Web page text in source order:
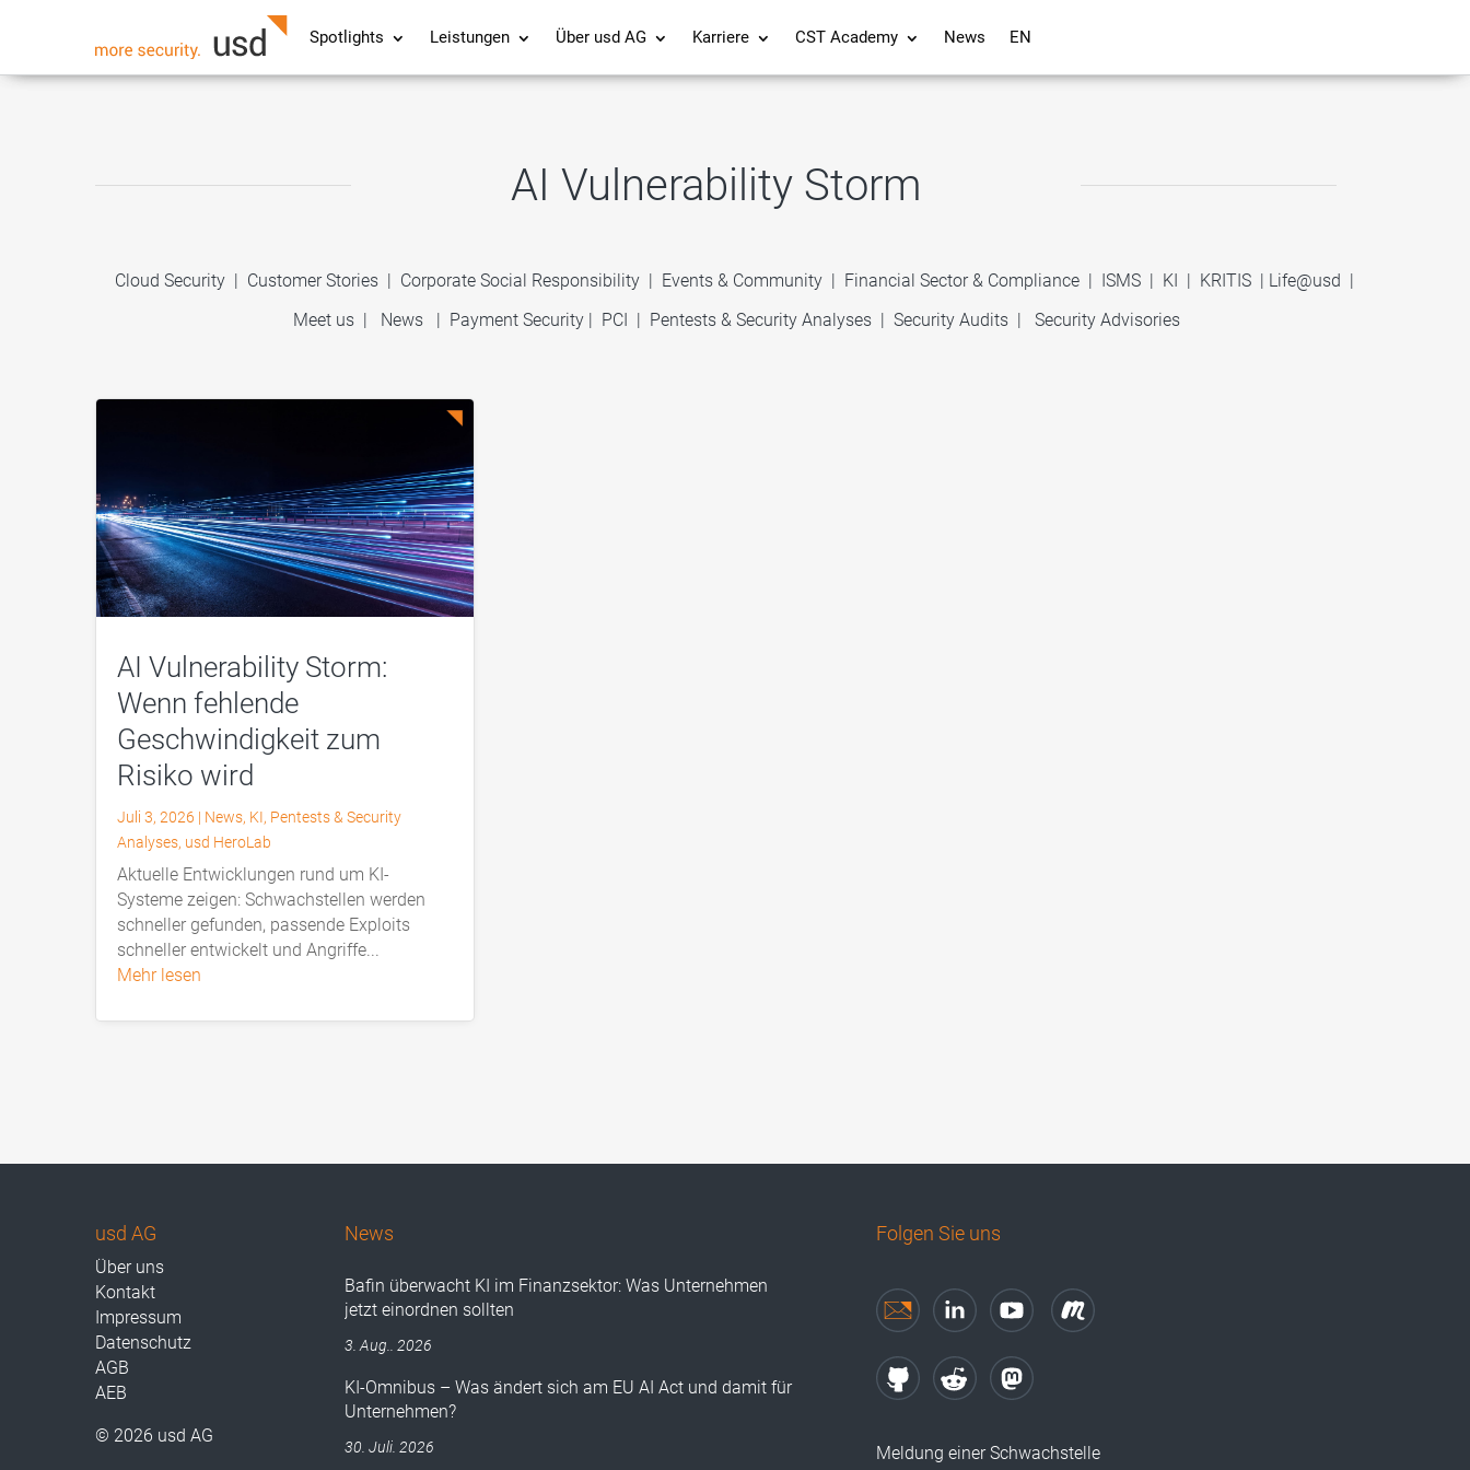
Spotlights Leistungen Über usd AG Karriere CST Academy News EN
AI Vulnerability Storm
Cloud Security | Customer Stories | Corporate Social Responsibility | Events & Community | Financial Sector & Compliance | ISMS | KI | KRITIS | Life@usd |
Meet us | News | Payment Security | PCI | Pentests & Security Analyses |Security Audits |Security Advisories
AI Vulnerability Storm:
Wenn fehlende
Geschwindigkeit zum
Risiko wird
Juli 3, 2026 | News, KI, Pentests & Security
Analyses, usd HeroLab
Aktuelle Entwicklungen rund um KI-
Systeme zeigen: Schwachstellen werden
schneller gefunden, passende Exploits
schneller entwickelt und Angriffe...
mehr lesen
usd AG
Über uns
Kontakt
Impressum
Datenschutz
AGB
AEB
© 2026 usd AG
News
Bafin überwacht KI im Finanzsektor: Was Unternehmen
jetzt einordnen sollten
3. Aug.. 2026
KI-Omnibus – Was ändert sich am EU AI Act und damit für
Unternehmen?
30. Juli. 2026
Folgen Sie uns
Meldung einer Schwachstelle